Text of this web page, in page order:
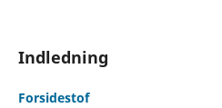
Indledning
Forsidestof